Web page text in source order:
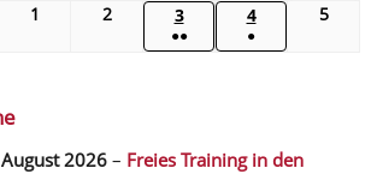
1 2 3
●●
4
●
5
2026 – Freies Training in den